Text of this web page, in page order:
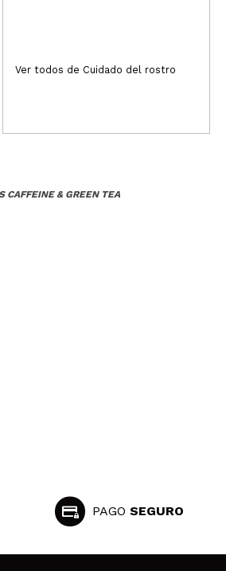
6,99€
Ver todos de Cuidado del rostro
CAFFEINE & GREEN TEA
PAGO SEGURO